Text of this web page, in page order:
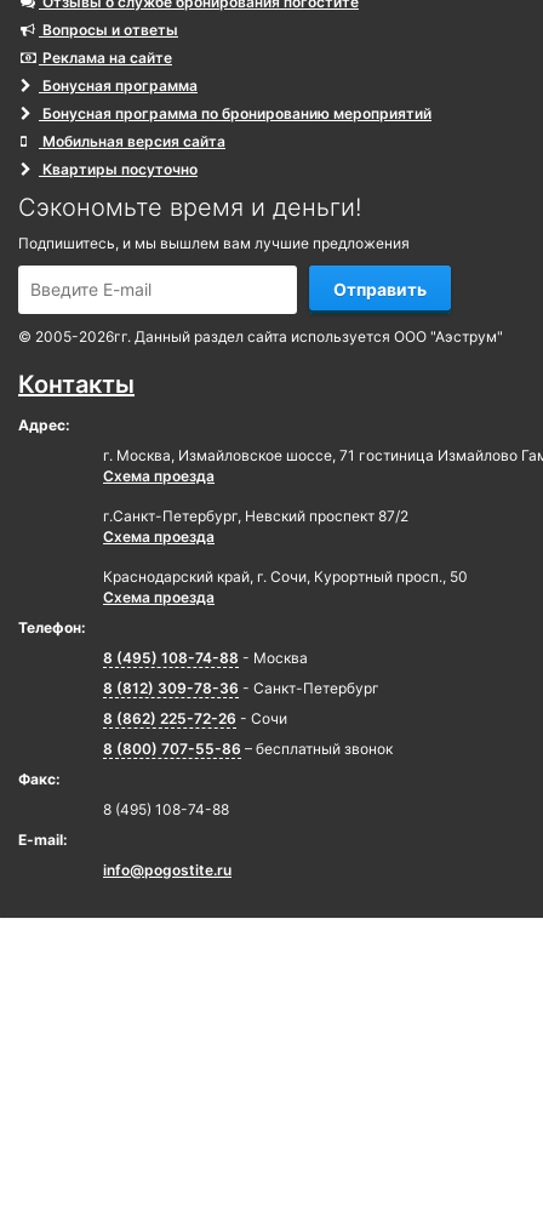
Вопросы и ответы
Реклама на сайте
Бонусная программа
Бонусная программа по бронированию мероприятий
Мобильная версия сайта
Квартиры посуточно
Сэкономьте время и деньги!
Подпишитесь, и мы вышлем вам лучшие предложения
Отправить
© 2005-2026гг. Данный раздел сайта используется ООО "Аэструм"
Контакты
Адрес:
г. Москва, Измайловское шоссе, 71 гостиница Измайлово
Схема проезда
г.Санкт-Петербург, Невский проспект 87/2
Схема проезда
Краснодарский край, г. Сочи, Курортный просп., 50
Схема проезда
Телефон:
8 (495) 108-74-88 - Москва
8 (812) 309-78-36 - Санкт-Петербург
8 (862) 225-72-26 - Сочи
8 (800) 707-55-86 – бесплатный звонок
Факс:
8 (495) 108-74-88
E-mail:
info@pogostite.ru